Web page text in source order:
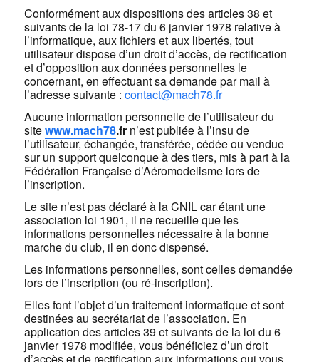
Conformément aux dispositions des articles 38 et
suivants de la loi 78-17 du 6 janvier 1978 relative à
l’informatique, aux fichiers et aux libertés, tout
utilisateur dispose d’un droit d’accès, de rectification
et d’opposition aux données personnelles le
concernant, en effectuant sa demande par mail à
l’adresse suivante :contact@mach78.fr
Aucune information personnelle de l’utilisateur du
sitewww.mach78.fr n’est publiée à l’insu de
l’utilisateur, échangée, transférée, cédée ou vendue
sur un support quelconque à des tiers, mis à part à la
Fédération Française d’Aéromodelisme lors de
l’inscription.
Le site n’est pas déclaré à la CNIL car étant une
association loi 1901, il ne recueille que les
informations personnelles nécessaire à la bonne
marche du club, il en donc dispensé.
Les informations personnelles, sont celles demandée
lors de l’inscription (ou ré-inscription).
Elles font l’objet d’un traitement informatique et sont
destinées au secrétariat de l’association. En
application des articles 39 et suivants de la loi du 6
janvier 1978 modifiée, vous bénéficiez d’un droit
d’accès et de rectification aux informations qui vous